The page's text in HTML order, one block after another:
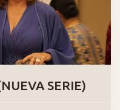
SERIE)